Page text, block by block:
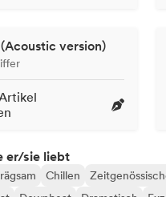
version)
er/sie liebt
Chillen